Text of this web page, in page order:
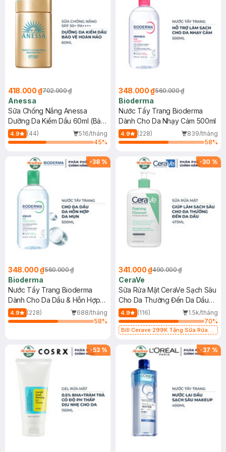
418.000 ₫702.000 ₫
Anessa
Sữa Chống Nắng Anessa
Dưỡng Da Kiềm Dầu 60ml (Bản
Mới)
4.9 (44)
516/tháng
45%
348.000 ₫560.000 ₫
Bioderma
Nước Tẩy Trang Bioderma
Dành Cho Da Nhạy Cảm 500ml
4.9 (228)
839/tháng
58%
-38 %
348.000 ₫560.000 ₫
Bioderma
Nước Tẩy Trang Bioderma
Dành Cho Da Dầu & Hỗn Hợp
500ml
4.9 (228)
688/tháng
58%
-30 %
341.000 ₫490.000 ₫
CeraVe
Sữa Rửa Mặt CeraVe Sạch Sâu
Cho Da Thường Đến Da Dầu
473ml
4.9 (116)
1.5k/tháng
70%
Bill Cerave 299K Tặng Sữa Rửa
-53 % -37 %